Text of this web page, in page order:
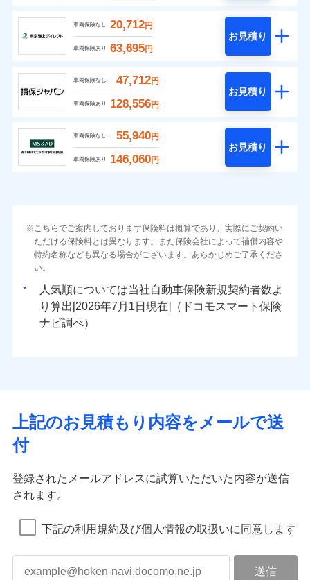
車両保険なし 20,712円
車両保険あり 63,695円
お見積り
車両保険なし 47,712円
車両保険あり 128,556円
お見積り
車両保険なし 55,940円
車両保険あり 146,060円
お見積り
こちらでご案内しております保険料は概算であり、実際にご契約い
ただける保険料とは異なります。また保険会社によって補償内容や
特約名称なども異なる場合がございます。あらかじめご了承くださ
い。
人気順については当社
新規契約者数よ
り算出[
年 月
日現在]（ドコモスマート保険
ナビ調べ）
上記のお見積もり内容をメールで送
付
登録されたメールアドレスに試算いただいた内容が送信
されます。
下記の利用規約及び個人情報の取扱いに同意します